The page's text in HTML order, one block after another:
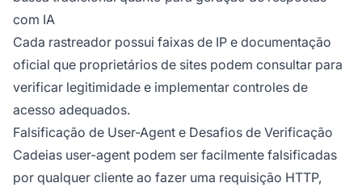
com IA
Cada rastreador possui faixas de IP e documentação
oficial que proprietários de sites podem consultar para
verificar legitimidade e implementar controles de
acesso adequados.
Falsificação de User-Agent e Desafios de Verificação
Cadeias user-agent podem ser facilmente falsificadas
por qualquer cliente ao fazer uma requisição HTTP,